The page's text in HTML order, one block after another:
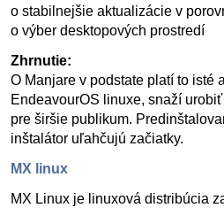
o stabilnejšie aktualizácie v
o výber desktopových prostredí
Zhrnutie:
O Manjare v podstate platí to isté
EndeavourOS linuxe, snaží
pre širšie publikum.
inštalátor uľahčujú začiatky.
MX linux
MX Linux je linuxová distribúcia